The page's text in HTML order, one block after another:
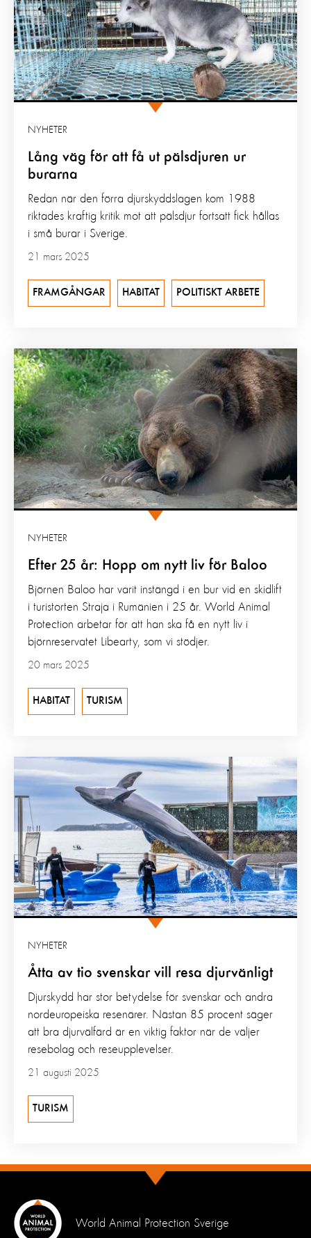
Lång väg för att få ut pälsdjuren ur
burarna
NYHETER
Redan när den förra djurskyddslagen kom 1988
riktades kraftig kritik mot att pälsdjur fortsatt fick hållas
i små burar i Sverige.
21 mars 2025
FRAMGÅNGAR HABITAT POLITISKT ARBETE
Efter 25 år: Hopp om nytt liv för Baloo
NYHETER
Björnen Baloo har varit instängd i en bur vid en skidlift
i turistorten Straja i Rumänien i 25 år. World Animal
Protection arbetar för att han ska få en nytt liv i
björnreservatet Libearty, som vi stödjer.
20 mars 2025
HABITAT TURISM
Åtta av tio svenskar vill resa djurvänligt
NYHETER
Djurskydd har stor betydelse för svenskar och andra
nordeuropeiska resenärer. Nästan 85 procent säger
att bra djurvälfärd är en viktig faktor när de väljer
resebolag och reseupplevelser.
21 augusti 2025
TURISM
World Animal Protection Sverige